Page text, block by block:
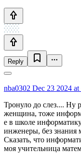
Reply
nba0302 Dec 23 2024 at
Тронуло до слез.... Ну
женщина, тоже
е в школе
инженеры, без знания
Сказать, что
моя учительница